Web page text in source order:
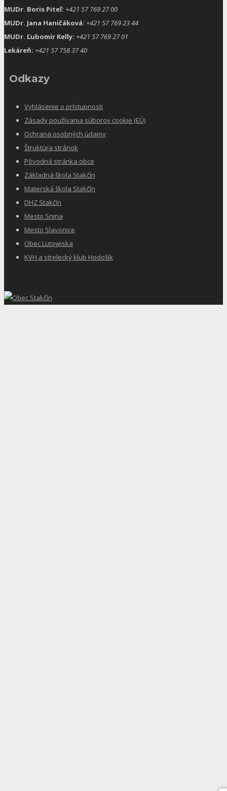
MUDr. Boris Piteľ: +421 57 769 27 00
MUDr. Jana Haničáková: +421 57 769 23 44
MUDr. Ľubomír Kelly: +421 57 769 27 01
Lekáreň: +421 57 758 37 40
Odkazy
Vyhlásenie o prístupnosti
Zásady používania súborov cookie (EÚ)
Ochrana osobných údajov
Štruktúra stránok
Pôvodná stránka obce
Základná škola Stakčín
Materská škola Stakčín
DHZ Stakčín
Mesto Snina
Mesto Slavonice
Obec Lutowiska
KVH a strelecký klub Hodošík